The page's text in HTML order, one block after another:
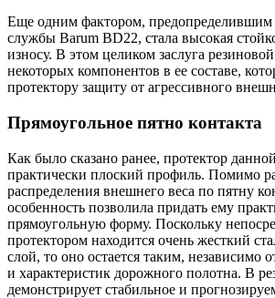
Еще одним фактором, предопределившим
службы Barum BD22, стала высокая
износу. В этом целиком заслуга
некоторых компонентов в ее составе,
протектору защиту от агрессивного
Прямоугольное пятно контакта
Как было сказано ранее, протектор
практически плоский профиль. Помимо
распределения внешнего веса по пятну
особенность позволила придать ему
прямоугольную форму. Поскольку
протектором находится очень жесткий
слой, то оно остается таким, независимо
и характеристик дорожного полотна. В
демонстрирует стабильное и